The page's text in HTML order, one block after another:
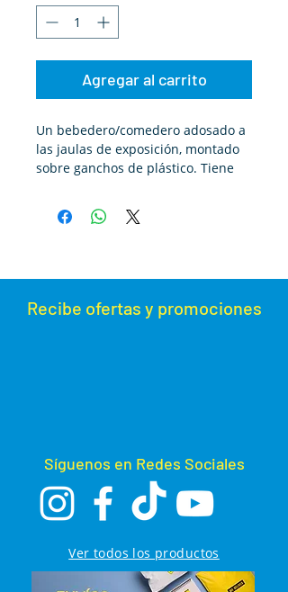
Agregar al carrito
Un bebedero/comedero adosado a
las jaulas de exposición, montado
sobre ganchos de plástico. Tiene
barra vertical de la jaula, lo que
asegura una ubicación estable del
Recibe ofertas y promociones
Síguenos en Redes Sociales
Ver todos los productos